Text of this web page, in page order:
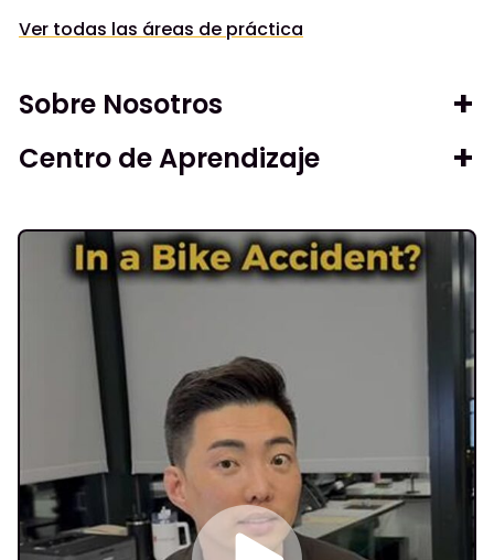
Ver todas las áreas de práctica
Sobre Nosotros
Centro de Aprendizaje